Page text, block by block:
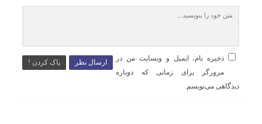
ارسال نظر پاک کردن !
ذخیره نام، ایمیل و وبسایت من در
مرورگر برای زمانی که دوباره
دیدگاهی می‌نویسم.